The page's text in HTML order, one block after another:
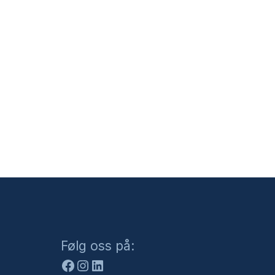
Følg oss på:
Facebook
Instagram
LinkedIn